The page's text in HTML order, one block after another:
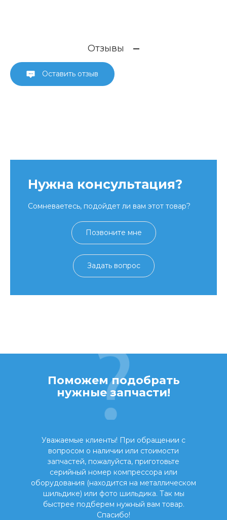
Отзывы
Оставить отзыв
Нужна консультация?
Сомневаетесь, подойдет ли вам этот товар?
Позвоните мне
Задать вопрос
Поможем подобрать
нужные запчасти!
Уважаемые клиенты! При обращении с
вопросом о наличии или стоимости
запчастей, пожалуйста, приготовьте
серийный номер компрессора или
оборудования (находится на металлическом
шильдике) или фото шильдика. Так мы
быстрее подберем нужный вам товар.
Спасибо!